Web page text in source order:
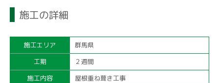
施工の詳細
施工エリア
群馬県
工期
２週間
施工内容
屋根重ね葺き工事